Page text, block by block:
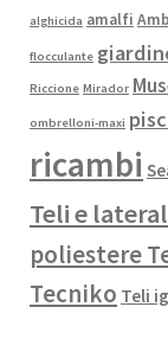
alghicida amalfi
flocculante
Riccione Mirador
ombrelloni-maxi
ricambi
Teli e
poliestere
Tecniko Teli